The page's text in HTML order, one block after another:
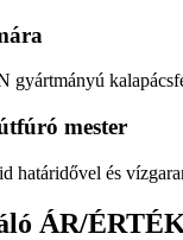
mester
határidővel és
ÁR/